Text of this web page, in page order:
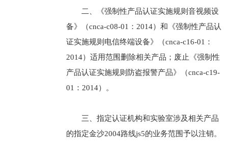
二、《强制性产品认证实施规则音视频设
备》（cnca-c08-01：2014）和《强制性产品认
证实施规则电信终端设备》（cnca-c16-01：
2014）适用范围删除相关产品；废止《强制性
产品认证实施规则防盗报警产品》（cnca-c19-
01：2014）。
三、指定认证机构和实验室涉及相关产品
的指定金沙2004路线js5的业务范围予以注销。